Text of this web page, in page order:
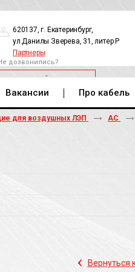
620137, г. Екатеринбург,
ул.Данилы Зверева, 31, литер Р
Партнеры
дозвонились?
ОБРАТНЫЙ ЗВОНОК
Вакансии Про кабель
для воздушных ЛЭП АС
‹ Вернуться